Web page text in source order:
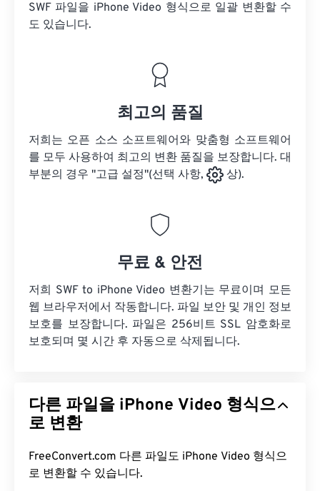
SWF 파일을 iPhone Video 형식으로 일괄 변환할 수
도 있습니다.
최고의 품질
저희는 오픈 소스 소프트웨어와 맞춤형 소프트웨어
를 모두 사용하여 최고의 변환 품질을 보장합니다. 대
부분의 경우 "고급 설정"(선택 사항,
상).
무료 & 안전
저희 SWF to iPhone Video 변환기는 무료이며 모든
웹 브라우저에서 작동합니다. 파일 보안 및 개인 정보
보호를 보장합니다. 파일은 256비트 SSL 암호화로
보호되며 몇 시간 후 자동으로 삭제됩니다.
다른 파일을 iPhone Video 형식으
로 변환
FreeConvert.com 다른 파일도 iPhone Video 형식으
로 변환할 수 있습니다.